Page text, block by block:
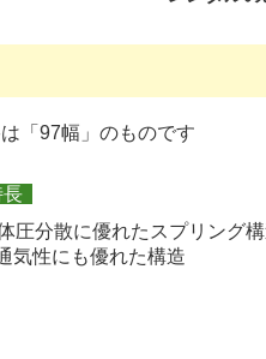
「97幅」のものです
長
圧分散に優れたスプリング
気性にも優れた構造